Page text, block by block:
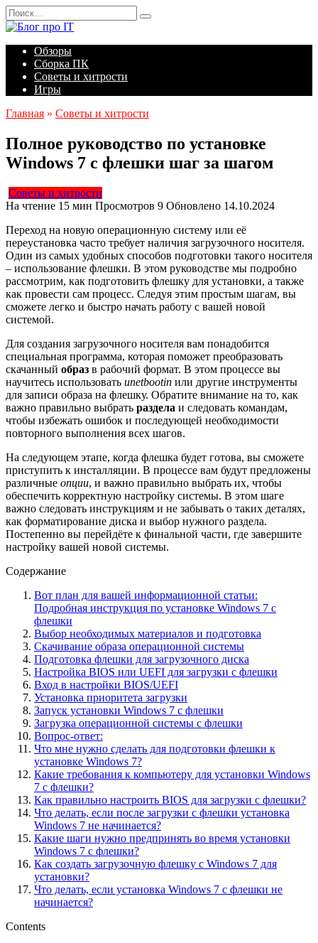
Перейти
к
содержанию
Search
for:
Обзоры
Сборка ПК
Советы и хитрости
Игры
Главная » Советы и хитрости
Полное руководство по установке
Windows 7 с флешки шаг за шагом
Советы и хитрости
На чтение 15 мин Просмотров 9 Обновлено 14.10.2024
Переход на новую операционную систему или её
переустановка часто требует наличия загрузочного носителя.
Один из самых удобных способов подготовки такого носителя
– использование флешки. В этом руководстве мы подробно
рассмотрим, как подготовить флешку для установки, а также
как провести сам процесс. Следуя этим простым шагам, вы
сможете легко и быстро начать работу с вашей новой
системой.
Для создания загрузочного носителя вам понадобится
специальная программа, которая поможет преобразовать
скачанный образ в рабочий формат. В этом процессе вы
научитесь использовать unetbootin или другие инструменты
для записи образа на флешку. Обратите внимание на то, как
важно правильно выбрать раздела и следовать командам,
чтобы избежать ошибок и последующей необходимости
повторного выполнения всех шагов.
На следующем этапе, когда флешка будет готова, вы сможете
приступить к инсталляции. В процессе вам будут предложены
различные опции, и важно правильно выбрать их, чтобы
обеспечить корректную настройку системы. В этом шаге
важно следовать инструкциям и не забывать о таких деталях,
как форматирование диска и выбор нужного раздела.
Постепенно вы перейдёте к финальной части, где завершите
настройку вашей новой системы.
Содержание
Вот план для вашей информационной статьи:
Подробная инструкция по установке Windows 7 с
флешки
Выбор необходимых материалов и подготовка
Скачивание образа операционной системы
Подготовка флешки для загрузочного диска
Настройка BIOS или UEFI для загрузки с флешки
Вход в настройки BIOS/UEFI
Установка приоритета загрузки
Запуск установки Windows 7 с флешки
Загрузка операционной системы с флешки
Вопрос-ответ:
Что мне нужно сделать для подготовки флешки к
установке Windows 7?
Какие требования к компьютеру для установки Windows
7 с флешки?
Как правильно настроить BIOS для загрузки с флешки?
Что делать, если после загрузки с флешки установка
Windows 7 не начинается?
Какие шаги нужно предпринять во время установки
Windows 7 с флешки?
Как создать загрузочную флешку с Windows 7 для
установки?
Что делать, если установка Windows 7 с флешки не
начинается?
Contents